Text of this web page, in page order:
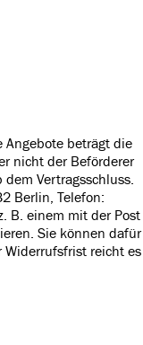
Angebote beträgt die
nicht der Beförderer
Vertragsschluss.
Berlin, Telefon:
B. einem mit der Post
Sie können dafür
Widerrufsfrist reicht es